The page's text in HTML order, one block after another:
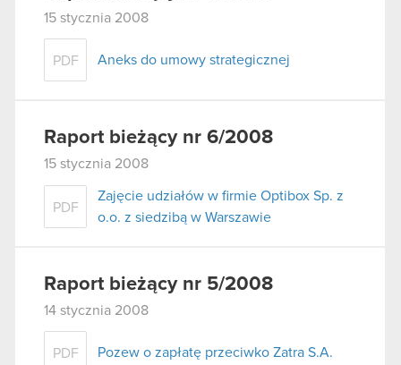
15 stycznia 2008
PDF Aneks do umowy strategicznej
Raport bieżący nr 6/2008
15 stycznia 2008
PDF
Zajęcie udziałów w firmie Optibox Sp. z
o.o. z siedzibą w Warszawie
Raport bieżący nr 5/2008
14 stycznia 2008
PDF Pozew o zapłatę przeciwko Zatra S.A.